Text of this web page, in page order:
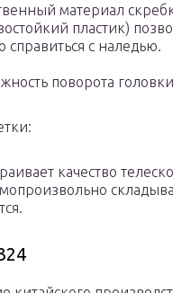
материал
пластик)
справиться с наледью.
поворота
качество